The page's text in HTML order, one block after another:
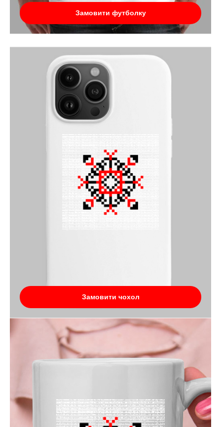
Замовити футболку
Замовити чохол